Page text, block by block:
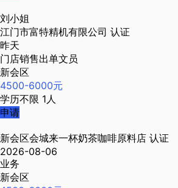
刘小姐
江门市富特精机有限公司 认证
昨天
门店销售出单文员
新会区
4500-6000元
学历不限 1人
申请
新会区会城来一杯奶茶咖啡原料店 认证
2026-08-06
业务
新会区